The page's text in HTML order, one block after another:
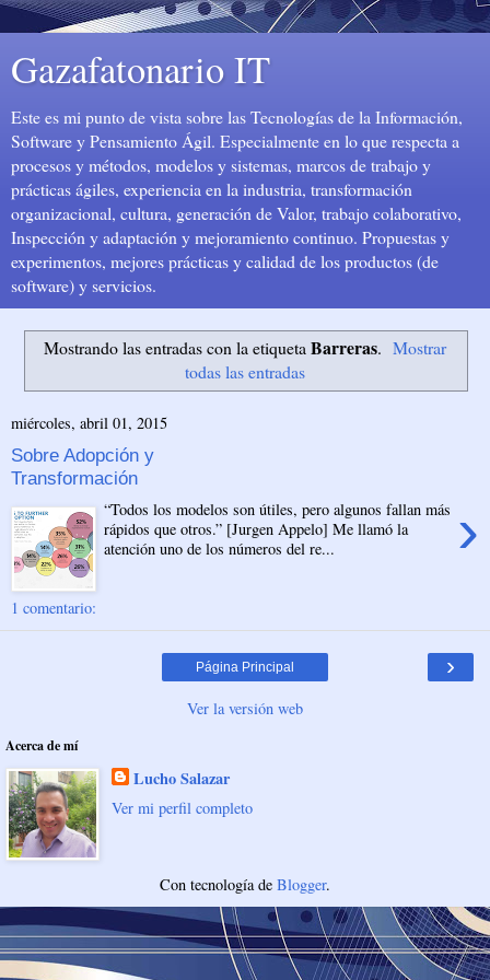
Gazafatonario IT
Este es mi punto de vista sobre las Tecnologías de la Información,
Software y Pensamiento Ágil. Especialmente en lo que respecta a
procesos y métodos, modelos y sistemas, marcos de trabajo y
prácticas ágiles, experiencia en la industria, transformación
organizacional, cultura, generación de Valor, trabajo colaborativo,
Inspección y adaptación y mejoramiento continuo. Propuestas y
experimentos, mejores prácticas y calidad de los productos (de
software) y servicios.
Mostrando las entradas con la etiqueta Barreras. Mostrar
todas las entradas
miércoles, abril 01, 2015
Sobre Adopción y
Transformación
›
“Todos los modelos son útiles, pero algunos fallan más
rápidos que otros.” [Jurgen Appelo] Me llamó la
atención uno de los números del re...
1 comentario:
›
Página Principal
Ver la versión web
Acerca de mí
Lucho Salazar
Ver mi perfil completo
Con tecnología de Blogger.